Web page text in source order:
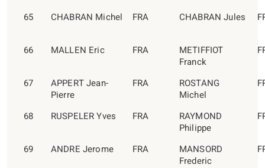
65 CHABRAN Michel FRA CHABRAN Jules
66 MALLEN Eric FRA
METIFFIOT
Franck
67
APPERT Jean-
Pierre
FRA
ROSTANG
Michel
68 RUSPELER Yves FRA
RAYMOND
Philippe
69 ANDRE Jerome FRA
MANSORD
Frederic